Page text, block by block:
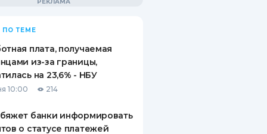
ВИНЬЕТКА
СОТРУДНИКОВ
ОТ
СЛУЧАЕВ
ВОПРОСЫ И ОТВЕТЫ
ПУТЕВОДИТЕЛИ ПО
СБЕРЕЖЕНИЯМ
ПО ТЕМЕ
плата, получаемая
из-за границы,
на 23,6% - НБУ
10:00 214
банки информировать
о статусе платежей